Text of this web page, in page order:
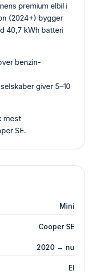
premium elbil i
(2024+) bygger
40,7 kWh batteri
benzin-
giver 5–10
mest
SE.
Mini
Cooper SE
2020 → nu
El